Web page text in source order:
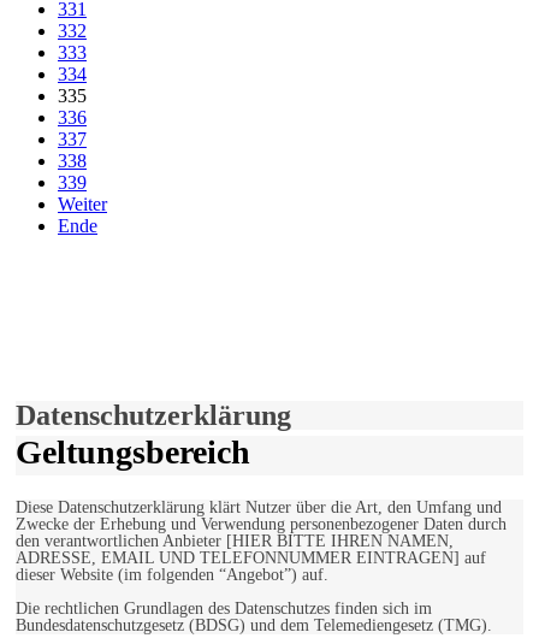
331
332
333
334
335
336
337
338
339
Weiter
Ende
Datenschutzerklärung
Geltungsbereich
Diese Datenschutzerklärung klärt Nutzer über die Art, den Umfang und
Zwecke der Erhebung und Verwendung personenbezogener Daten durch
den verantwortlichen Anbieter [HIER BITTE IHREN NAMEN,
ADRESSE, EMAIL UND TELEFONNUMMER EINTRAGEN] auf
dieser Website (im folgenden “Angebot”) auf.
Die rechtlichen Grundlagen des Datenschutzes finden sich im
Bundesdatenschutzgesetz (BDSG) und dem Telemediengesetz (TMG).